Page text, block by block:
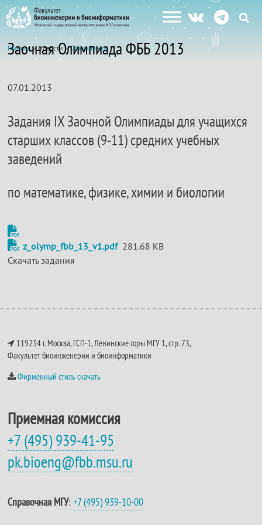
Главная» Новости »Объявления
Заочная Олимпиада ФББ 2013
07.01.2013
Задания IX Заочной Олимпиады для учащихся
старших классов (9-11) средних учебных
заведений
по математике, физике, химии и биологии
z_olymp_fbb_13_v1.pdf281.68 KB
Скачать задания
119234 г. Москва, ГСП-1, Ленинские горы МГУ 1, стр. 73,
Факультет биоинженерии и биоинформатики
Фирменный стиль скачать
Приемная комиссия
+7 (495) 939-41-95
pk.bioeng@fbb.msu.ru
Справочная МГУ:+7 (495) 939-10-00